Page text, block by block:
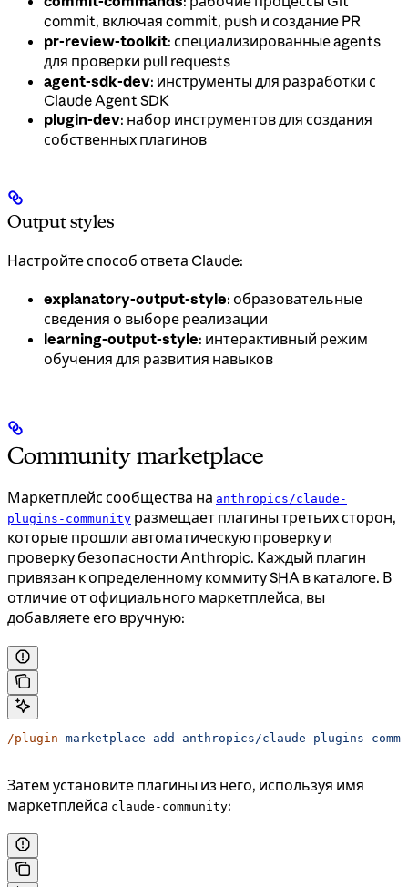
commit, включая commit, push и создание PR
pr-review-toolkit: специализированные agents
для проверки pull requests
agent-sdk-dev: инструменты для разработки с
Claude Agent SDK
plugin-dev: набор инструментов для создания
собственных плагинов
Output styles
Настройте способ ответа Claude:
explanatory-output-style: образовательные
сведения о выборе реализации
learning-output-style: интерактивный режим
обучения для развития навыков
Community marketplace
Маркетплейс сообщества на anthropics/claude-
plugins-community размещает плагины третьих сторон,
которые прошли автоматическую проверку и
проверку безопасности Anthropic. Каждый плагин
привязан к определенному коммиту SHA в каталоге. В
отличие от официального маркетплейса, вы
добавляете его вручную:
/plugin marketplace add anthropics/claude-plugins-
Затем установите плагины из него, используя имя
маркетплейса claude-community: